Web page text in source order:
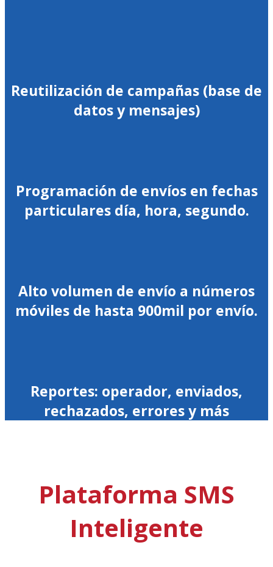
Reutilización de campañas (base de
datos y mensajes)
Programación de envíos en fechas
particulares día, hora, segundo.
Alto volumen de envío a números
móviles de hasta 900mil por envío.
Reportes: operador, enviados,
rechazados, errores y más
Plataforma SMS
Inteligente